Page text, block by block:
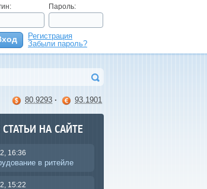
Пароль:
Регистрация
Забыли пароль?
80.9293 · 93.1901
НА САЙТЕ
16:36
в ритейле
15:22